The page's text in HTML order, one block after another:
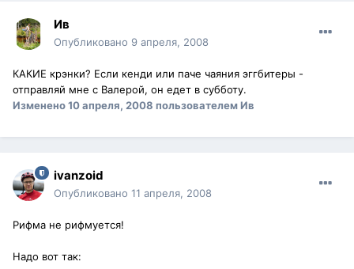
Ив
Опубликовано 9 апреля, 2008
КАКИЕ крэнки? Если кенди или паче чаяния эггбитеры -
отправляй мне с Валерой, он едет в субботу.
Изменено10 апреля, 2008 пользователем Ив
ivanzoid
Опубликовано 11 апреля, 2008
Рифма не рифмуется!
Надо вот так: